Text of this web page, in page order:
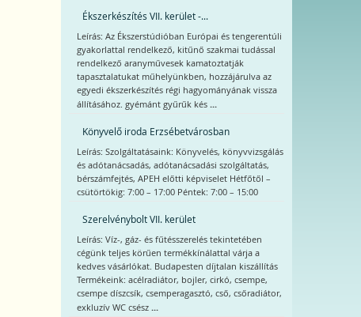
Ékszerkészítés VII. kerület -...
Leírás: Az Ékszerstúdióban Európai és tengerentúli
gyakorlattal rendelkező, kitűnő szakmai tudással
rendelkező aranyművesek kamatoztatják
tapasztalatukat műhelyünkben, hozzájárulva az
egyedi ékszerkészítés régi hagyományának vissza
állításához. gyémánt gyűrűk kés ...
Könyvelő iroda Erzsébetvárosban
Leírás: Szolgáltatásaink: Könyvelés, könyvvizsgálás
és adótanácsadás, adótanácsadási szolgáltatás,
bérszámfejtés, APEH előtti képviselet Hétfőtől –
csütörtökig: 7:00 – 17:00 Péntek: 7:00 – 15:00
Szerelvénybolt VII. kerület
Leírás: Víz-, gáz- és fűtésszerelés tekintetében
cégünk teljes körűen termékkínálattal várja a
kedves vásárlókat. Budapesten díjtalan kiszállítás
Termékeink: acélradiátor, bojler, cirkó, csempe,
csempe díszcsík, csemperagasztó, cső, csőradiátor,
exkluzív WC csész ...